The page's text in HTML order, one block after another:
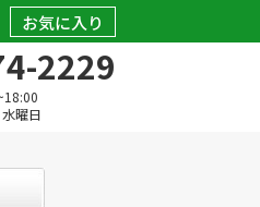
お気に入り
2229
曜日